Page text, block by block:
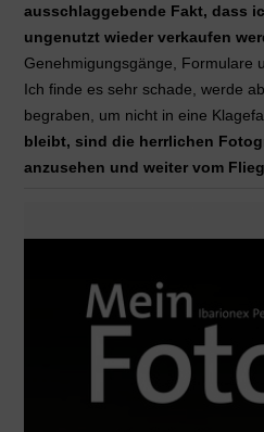
ausschlaggebende Fakt, dass
ungenutzt wieder verkaufen
Genehmigungsgänge, Formulare
Ich finde es sehr schade, werde
begraben, um nicht in eine
bleibt, sind die herrlichen
anzusehen und weiter vom